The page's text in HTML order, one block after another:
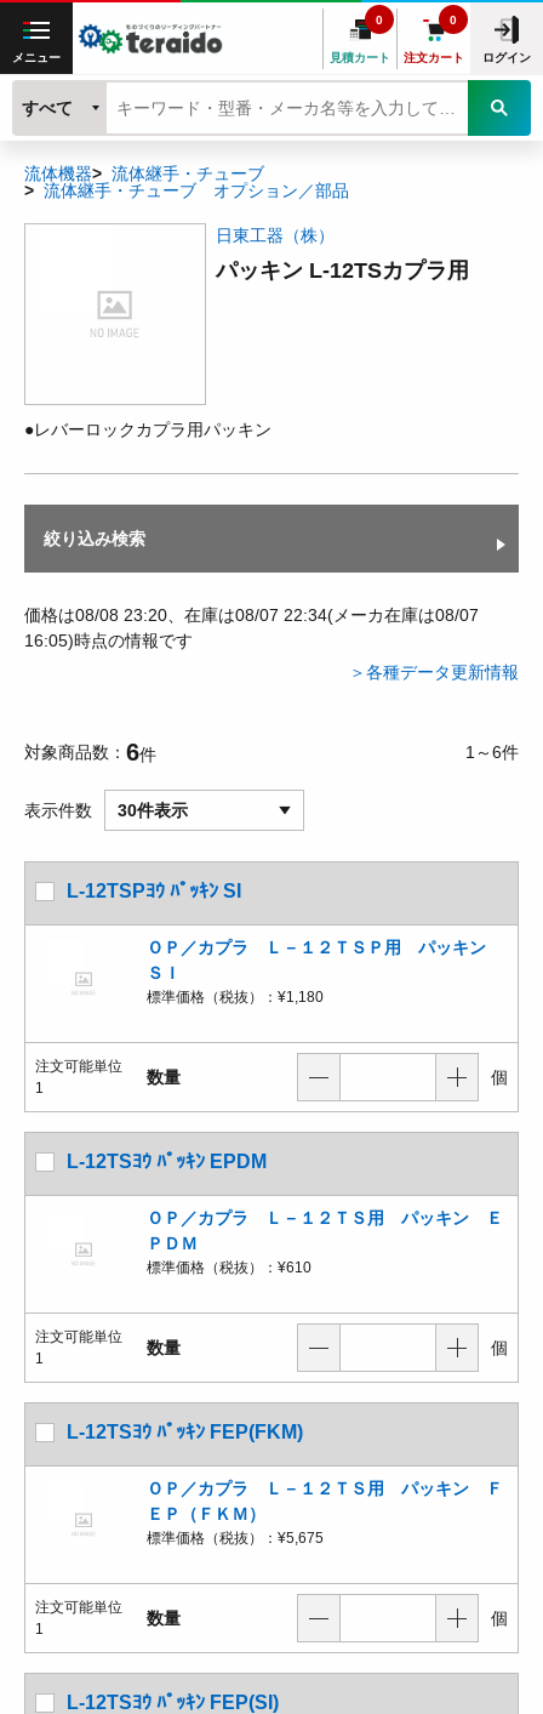
メニュー 見積カート
0
注文カート
0
ログイン
すべて
流体機器
流体継手・チューブ
流体継手・チューブ オプション／部品
日東工器（株）
パッキン L-12TSカプラ用
●レバーロックカプラ用パッキン
絞り込み検索
価格は08/08 23:20、在庫は08/07 22:34(メーカ在庫は08/07
16:05)時点の情報です
＞各種データ更新情報
対象商品数 6件 1～6件
表示件数 30件表示
L-12TSPﾖｳ ﾊﾟｯｷﾝ SI
ＯＰ／カプラ Ｌ－１２ＴＳＰ用 パッキン
ＳＩ
標準価格（税抜）： ¥1,180
注文可能単位
1
数量 個
L-12TSﾖｳ ﾊﾟｯｷﾝ EPDM
ＯＰ／カプラ Ｌ－１２ＴＳ用 パッキン Ｅ
ＰＤＭ
標準価格（税抜）： ¥610
注文可能単位
1
数量 個
L-12TSﾖｳ ﾊﾟｯｷﾝ FEP(FKM)
ＯＰ／カプラ Ｌ－１２ＴＳ用 パッキン Ｆ
ＥＰ（ＦＫＭ）
標準価格（税抜）： ¥5,675
注文可能単位
1
数量 個
L-12TSﾖｳ ﾊﾟｯｷﾝ FEP(SI)